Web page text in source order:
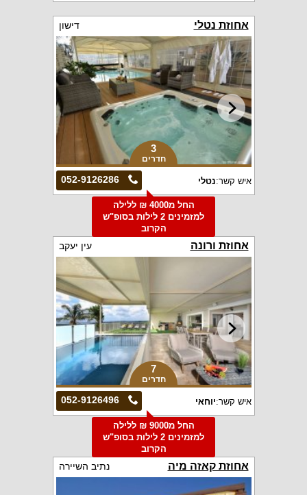
אחוזת נטלי דישון
3
חדרים
052-9126286 איש קשר:נטלי
החל מ4000 ₪ ללילה
למזמינים 2 לילות בסופ"ש
הקרוב
אחוזת ורונה עין יעקב
7
חדרים
052-9126496 איש קשר:יוחאי
החל מ9000 ₪ ללילה
למזמינים 2 לילות בסופ"ש
הקרוב
אחוזת קאזה מיה נתיב השיירה